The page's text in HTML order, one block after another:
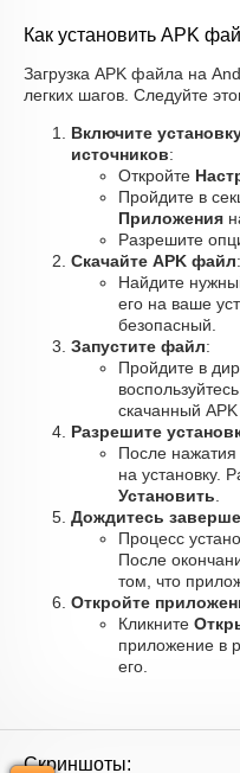
Как установить APK
Загрузка APK файла на
легких шагов. Следуйте
Включите
источников:
Откройте
Пройдите в
Приложения
Разрешите
Скачайте APK файл:
Найдите
его на ваше
безопасный.
Запустите файл:
Пройдите в
скачанный
Разрешите
После нажатия
на установку.
Установить
Дождитесь
Процесс
После
том, что
Откройте
Кликните
приложение в
его.
Скриншоты: